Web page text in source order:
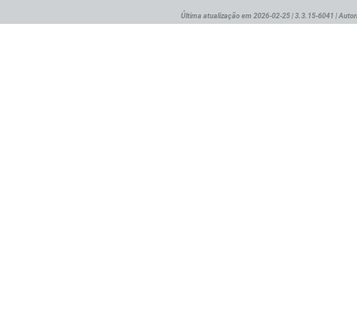
Última atualização em 2026-02-25 | 3.3.15-6041 |